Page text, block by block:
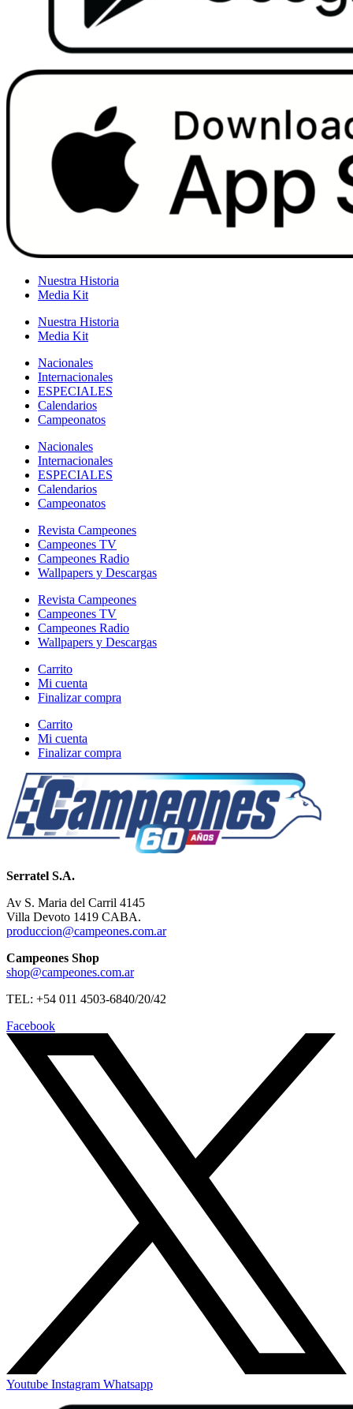
Nuestra Historia
Media Kit
Nuestra Historia
Media Kit
Nacionales
Internacionales
ESPECIALES
Calendarios
Campeonatos
Nacionales
Internacionales
ESPECIALES
Calendarios
Campeonatos
Revista Campeones
Campeones TV
Campeones Radio
Wallpapers y Descargas
Revista Campeones
Campeones TV
Campeones Radio
Wallpapers y Descargas
Carrito
Mi cuenta
Finalizar compra
Carrito
Mi cuenta
Finalizar compra
Serratel S.A.
Av S. Maria del Carril 4145
Villa Devoto 1419 CABA.
produccion@campeones.com.ar
Campeones Shop
shop@campeones.com.ar
TEL: +54 011 4503-6840/20/42
Facebook
Youtube Instagram Whatsapp